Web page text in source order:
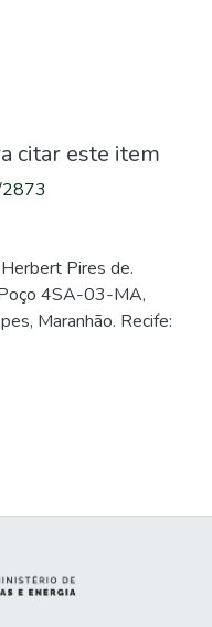
citar este item
2873
Pires de.
4SA-03-MA,
Maranhão. Recife: